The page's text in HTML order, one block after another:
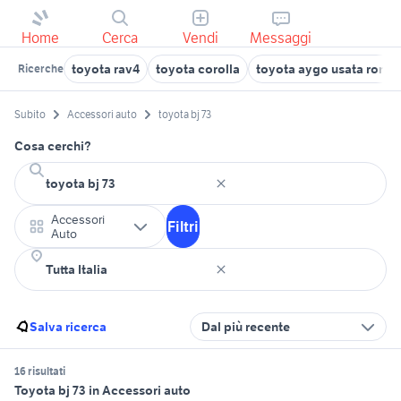
Home Cerca Vendi Messaggi
Ricerche toyota rav4 toyota corolla toyota aygo usata roma
Subito Accessori auto toyota bj 73
Cosa cerchi?
Accessori
Auto
Filtri
Salva ricerca Dal più recente
16 risultati
Toyota bj 73 in Accessori auto